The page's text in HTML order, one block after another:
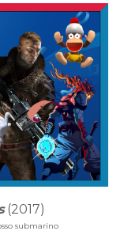
(2017)
submarino